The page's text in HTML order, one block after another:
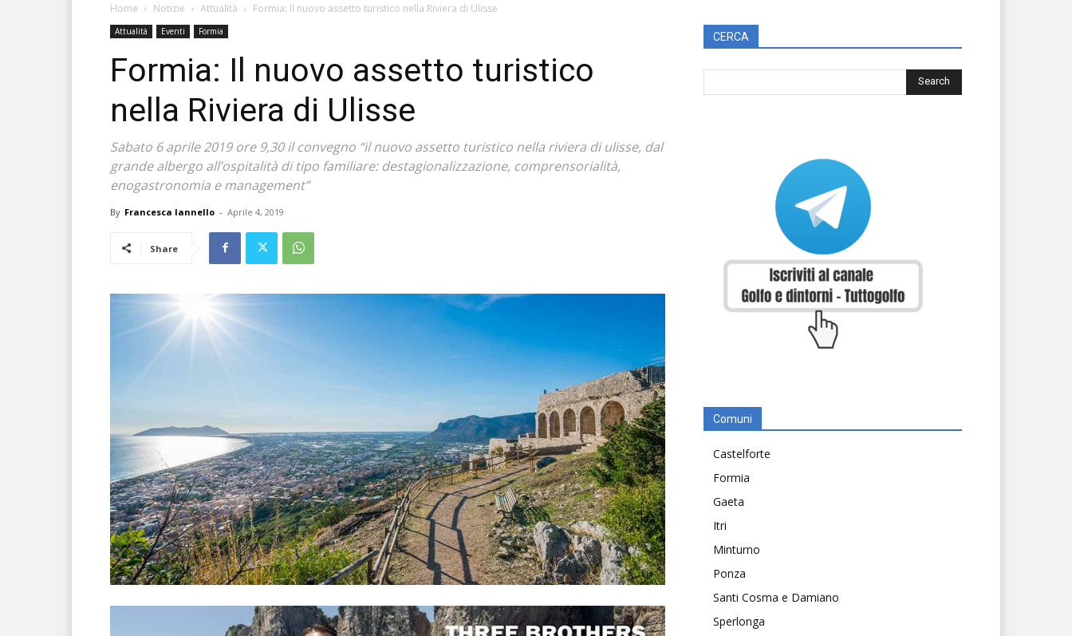
Home Notizie Attualità Formia: Il nuovo assetto turistico nella Riviera di Ulisse
Attualità Eventi Formia
Formia: Il nuovo assetto turistico
nella Riviera di Ulisse
Sabato 6 aprile 2019 ore 9,30 il convegno “il nuovo assetto turistico nella riviera di ulisse, dal
grande albergo all’ospitalità di tipo familiare: destagionalizzazione, comprensorialità,
enogastronomia e management”
By Francesca Iannello - Aprile 4, 2019
Share
CERCA
Comuni
Castelforte
Formia
Gaeta
Itri
Minturno
Ponza
Santi Cosma e Damiano
Sperlonga